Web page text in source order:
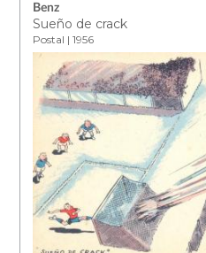
Benz
Sueño de crack
Postal | 1956